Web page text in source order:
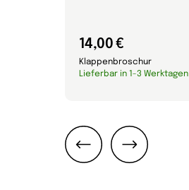
14,00 €
Klappenbroschur
Lieferbar in 1-3 Werktagen